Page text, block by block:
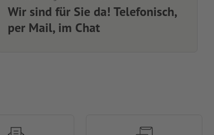
Wir sind für Sie da! Telefonisch,
per Mail, im Chat